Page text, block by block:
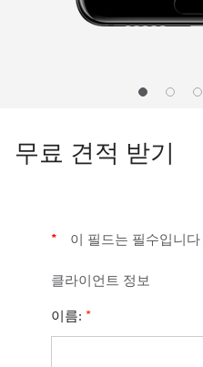
1 2 3
무료 견적 받기
* 이 필드는 필수입니다
클라이언트 정보
이름: *